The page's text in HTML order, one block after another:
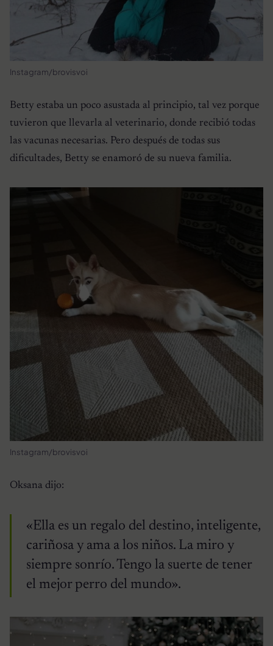
Instagram/brovisvoi
Betty estaba un poco asustada al principio, tal vez porque
tuvieron que llevarla al veterinario, donde recibió todas
las vacunas necesarias. Pero después de todas sus
dificultades, Betty se enamoró de su nueva familia.
Instagram/brovisvoi
Oksana dijo:
«Ella es un regalo del destino, inteligente,
cariñosa y ama a los niños. La miro y
siempre sonrío. Tengo la suerte de tener
el mejor perro del mundo».